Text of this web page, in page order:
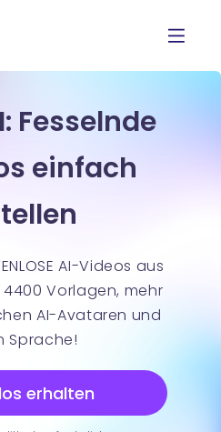
Fesselnde
einfach
AI-Videos aus
Vorlagen, mehr
AI-Avataren und
Sprache!
erhalten